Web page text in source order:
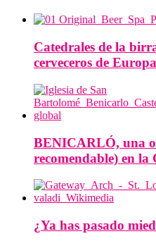
Catedrales de la
cerveceros de Europa
BENICARLÓ, una
recomendable) en la
¿Ya has pasado